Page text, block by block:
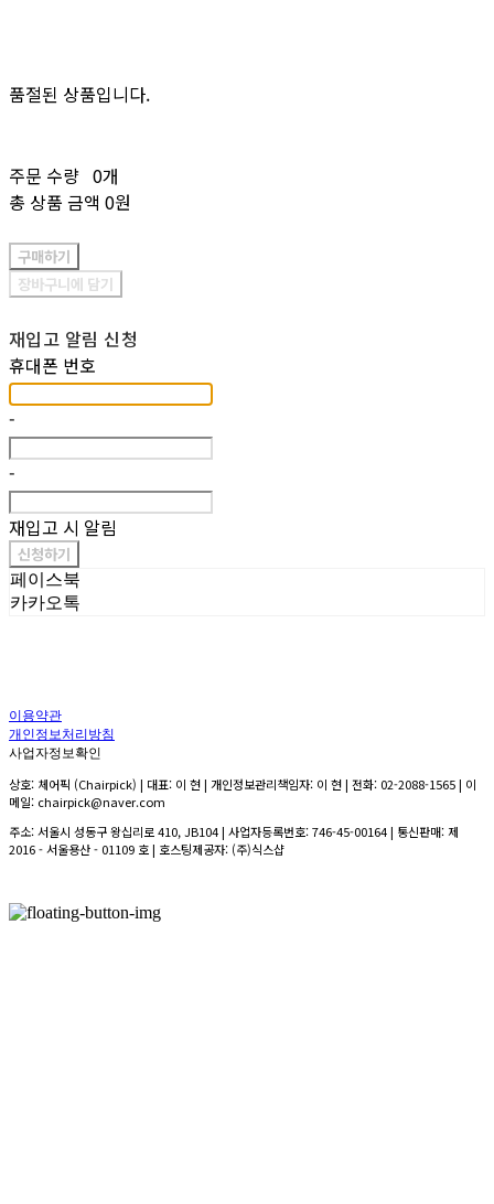
품절된 상품입니다.
주문 수량 0개
총 상품 금액 0원
구매하기
장바구니에 담기
재입고 알림 신청
휴대폰 번호
-
-
재입고 시 알림
신청하기
페이스북
카카오톡
이용약관
개인정보처리방침
사업자정보확인
상호: 체어픽 (Chairpick) | 대표: 이 현 | 개인정보관리책임자: 이 현 | 전화: 02-2088-1565 | 이
메일: chairpick@naver.com
주소: 서울시 성동구 왕십리로 410, JB104 | 사업자등록번호:746-45-00164| 통신판매:제
2016 - 서울용산 - 01109 호| 호스팅제공자: (주)식스샵